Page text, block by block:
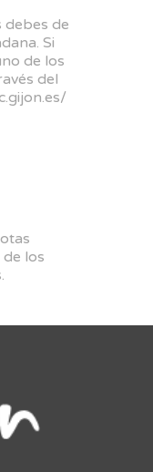
debes de
Si
de los
del
los